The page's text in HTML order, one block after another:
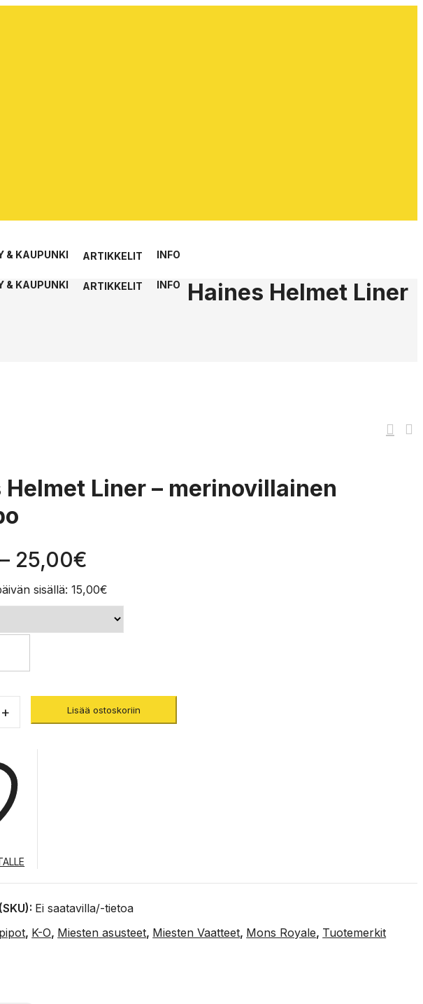
& KAUPUNKI ARTIKKELIT INFO
& KAUPUNKI ARTIKKELIT INFO
Haines Helmet Liner
Helmet Liner – merinovillainen
– 25,00€
15,00€
-
25,00€
sisällä:15,00€
Lisää ostoskoriin
Ei saatavilla/-tietoa
, K-O, Miesten asusteet, Miesten Vaatteet, Mons Royale, Tuotemerkit